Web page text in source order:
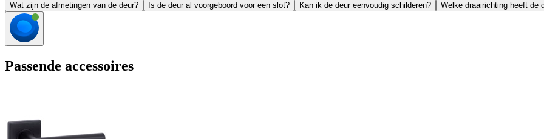
Wat zijn de afmetingen van de deur? Is de deur al voorgeboord voor een slot? Kan ik de deur eenvoudig schilderen? Welke draairichting heeft de
Passende accessoires